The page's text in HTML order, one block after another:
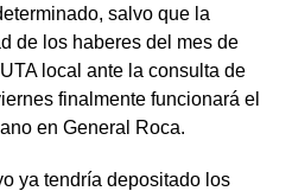
salvo que la
de los haberes del mes de
local ante la consulta de
finalmente funcionará el
en General Roca.
ya tendría depositado los